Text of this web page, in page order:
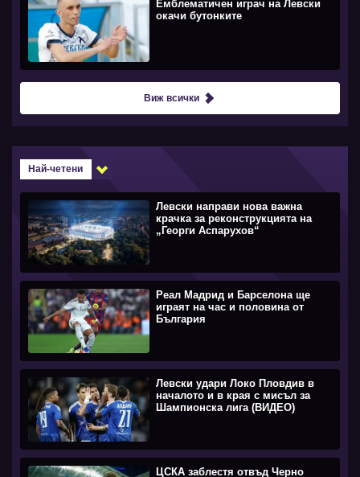
Емблематичен играч на Левски
окачи бутонките
Виж всички
Най-четени
Левски направи нова важна
крачка за реконструкцията на
„Георги Аспарухов“
Реал Мадрид и Барселона ще
играят на час и половина от
България
Левски удари Локо Пловдив в
началото и в края с мисъл за
Шампионска лига (ВИДЕО)
ЦСКА заблестя отвъд Черно